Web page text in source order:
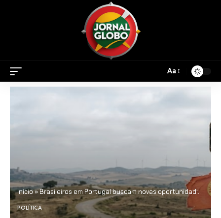
Aa
Início»Brasileiros em Portugal buscam novas oportunidades na Espanha e revelam mudança no perfil da imigração
POLÍTICA